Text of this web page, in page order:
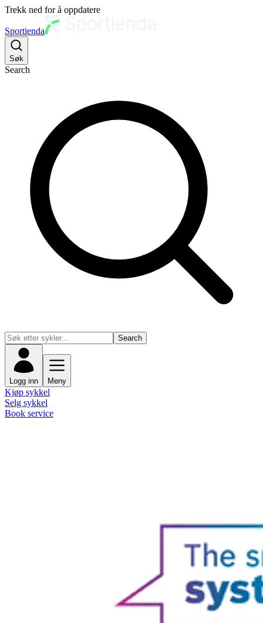
Trekk ned for å oppdatere
Sportienda
Søk
Search
Search
Logg inn Meny
Kjøp sykkel
Selg sykkel
Book service